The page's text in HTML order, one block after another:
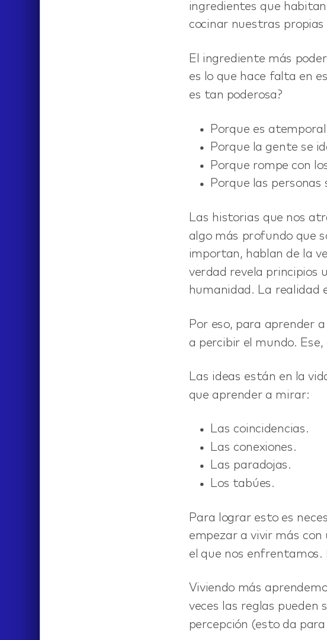
ingredientes que
cocinar nuestras propias
El ingrediente más
es lo que hace falta en
es tan poderosa?
Porque es
Porque la gente se
Porque rompe con
Porque las
Las historias que nos
algo más profundo que
importan, hablan de la
verdad revela principios
humanidad. La realidad
Por eso, para aprender
a percibir el mundo.
Las ideas están en la
que aprender a mirar:
Las coincidencias.
Las conexiones.
Las paradojas.
Los tabúes.
Para lograr esto es
empezar a vivir más
el que nos enfrentamos.
Viviendo más
veces las reglas pueden
percepción (esto da
hi@nett.mx